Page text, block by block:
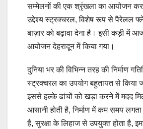
सम्मेलनों की एक श्रृंखला का आयोजन कर
उद्देश्य स्ट्रक्चरल, विशेष रूप से पैरेलल
बाज़ार को बढ़ावा देना है। इसी कड़ी में
आयोजन देहरादून में किया गया।
दुनिया भर की विभिन्न तरह की निर्माण
स्ट्रक्चरल का उपयोग बहुतायत से किया
इससे हल्के ढांचों को खड़ा करने में मदद
आसानी होती है, निर्माण में कम समय लगता
है, सुरक्षा के लिहाज से उपयुक्त होता है,